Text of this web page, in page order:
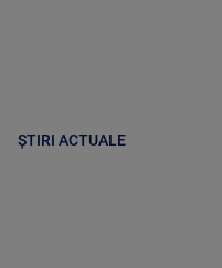
ȘTIRI ACTUALE